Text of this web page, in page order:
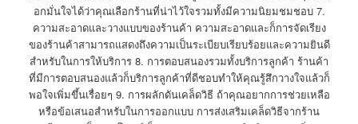
อกมั่นใจได้ว่าคุณเลือกร้านที่น่าไว้ใจรวมทั้งมีความนิยมชมชอบ 7.
ความสะอาดและวางแบบของร้านค้า ความสะอาดและก็การจัดเรียง
ของร้านค้าสามารถแสดงถึงความเป็นระเบียบเรียบร้อยและความยินดี
สำหรับในการให้บริการ 8. การตอบสนองรวมทั้งบริการลูกค้า ร้านค้า
ที่มีการตอบสนองแล้วก็บริการลูกค้าที่ดีชอบทำให้คุณรู้สึกวางใจแล้วก็
พอใจเพิ่มขึ้นเรื่อยๆ 9. การผลักดันเคล็ดวิธี ถ้าคุณอยากการช่วยเหลือ
หรือข้อเสนอสำหรับในการออกแบบ การส่งเสริมเคล็ดวิธีจากร้าน